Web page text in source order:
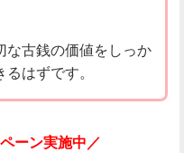
な古銭の価値をしっか
はずです。
ーン実施中／